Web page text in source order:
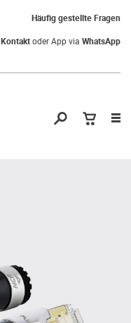
Häufig gestellte Fragen
Kontaktoder App via WhatsApp